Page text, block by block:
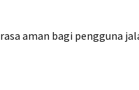
aman bagi pengguna